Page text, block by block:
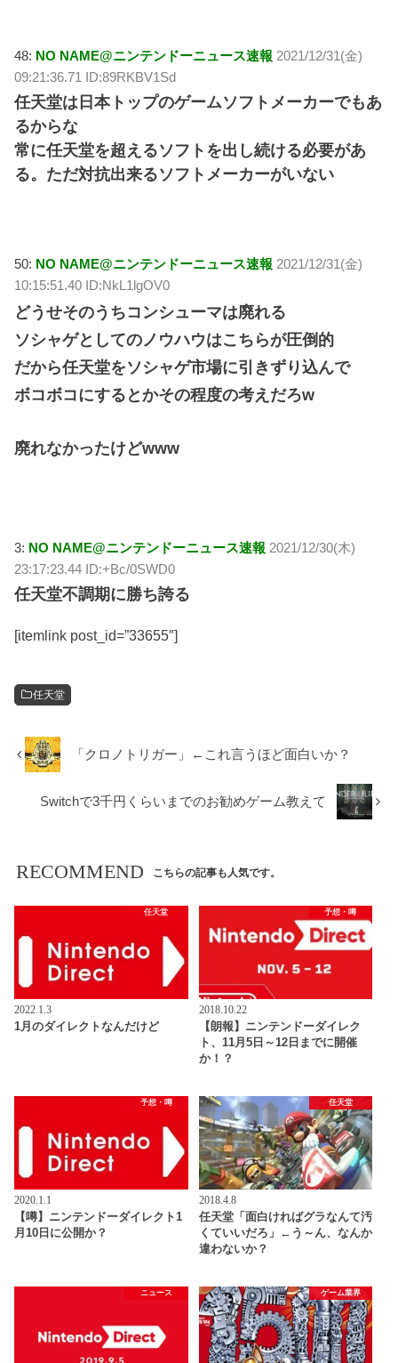
48: NO NAME@ニンテンドーニュース速報 2021/12/31(金)
09:21:36.71 ID:89RKBV1Sd
任天堂は日本トップのゲームソフトメーカーでもあ
るからな
常に任天堂を超えるソフトを出し続ける必要があ
る。ただ対抗出来るソフトメーカーがいない
50: NO NAME@ニンテンドーニュース速報 2021/12/31(金)
10:15:51.40 ID:NkL1lgOV0
どうせそのうちコンシューマは廃れる
ソシャゲとしてのノウハウはこちらが圧倒的
だから任天堂をソシャゲ市場に引きずり込んで
ボコボコにするとかその程度の考えだろw
廃れなかったけどwww
3: NO NAME@ニンテンドーニュース速報 2021/12/30(木)
23:17:23.44 ID:+Bc/0SWD0
任天堂不調期に勝ち誇る
[itemlink post_id=”33655″]
任天堂
「クロノトリガー」←これ言うほど面白いか？
Switchで3千円くらいまでのお勧めゲーム教えて
RECOMMEND こちらの記事も人気です。
任天堂
2022.1.3
1月のダイレクトなんだけど
予想・噂
2018.10.22
【朗報】ニンテンドーダイレク
ト、11月5日～12日までに開催
か！？
予想・噂
2020.1.1
【噂】ニンテンドーダイレクト1
月10日に公開か？
任天堂
2018.4.8
任天堂「面白ければグラなんて汚
くていいだろ」←う～ん、なんか
違わないか？
ニュース ゲーム業界